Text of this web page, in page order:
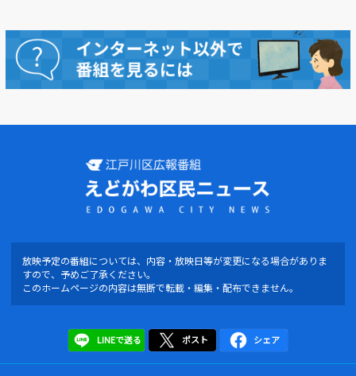
放映予定の番組については、内容・放映日等が変更になる場合がありま
すので、予めご了承ください。
このホームページの内容は無断で転載・編集・配布できません。
LINEで送る ポスト シェア